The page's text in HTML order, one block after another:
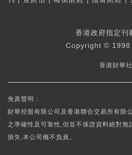
香港政府指定刊
Copyright © 1998
香港財華
免責聲明：
財華控股有限公司及香港聯合交易所有限
之準確性及可靠性,但並不保證資料絕對無
損失,本公司概不負責。